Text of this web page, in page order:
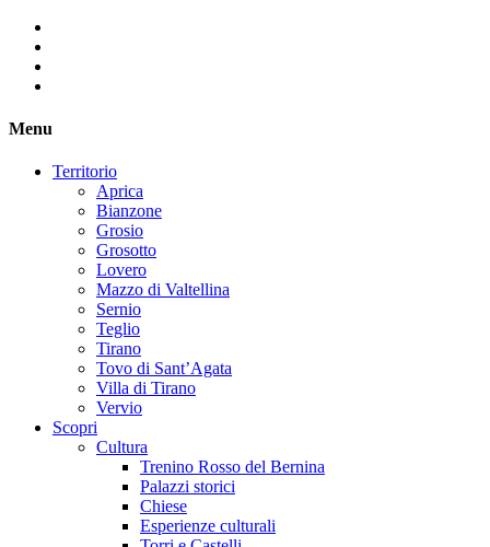
Menu
Territorio
Aprica
Bianzone
Grosio
Grosotto
Lovero
Mazzo di Valtellina
Sernio
Teglio
Tirano
Tovo di Sant’Agata
Villa di Tirano
Vervio
Scopri
Cultura
Trenino Rosso del Bernina
Palazzi storici
Chiese
Esperienze culturali